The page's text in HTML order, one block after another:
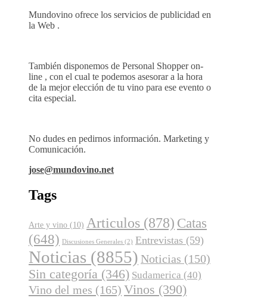
Mundovino ofrece los servicios de publicidad en
la Web .
También disponemos de Personal Shopper on-
line , con el cual te podemos asesorar a la hora
de la mejor elección de tu vino para ese evento o
cita especial.
No dudes en pedirnos información. Marketing y
Comunicación.
jose@mundovino.net
Tags
Arte y vino (10) Articulos (878) Catas
(648) Discusiones Generales (2) Entrevistas (59)
Noticias (8855) Noticias (150)
Sin categoría (346) Sudamerica (40)
Vino del mes (165) Vinos (390)